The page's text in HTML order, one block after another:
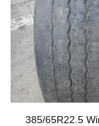
385/65R22.5